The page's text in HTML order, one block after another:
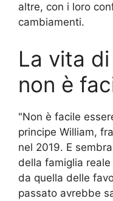
altre, con i loro
cambiamenti.
La vita
non è
"Non è facile
principe William,
nel 2019. E
della famiglia
da quella delle
passato avrebbe